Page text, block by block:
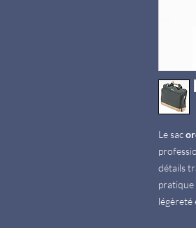
Le sac
détails
pratique
légèreté